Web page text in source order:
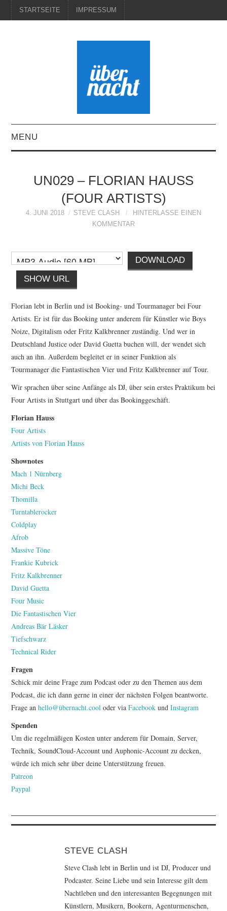
STARTSEITE IMPRESSUM
MENU
IMPRESSUM
UN029 – FLORIAN HAUSS
(FOUR ARTISTS)
4. JUNI 2018 STEVE CLASH
HINTERLASSE EINEN
KOMMENTAR
DOWNLOAD
SHOW URL
Florian lebt in Berlin und ist Booking- und Tourmanager bei Four
Artists. Er ist für das Booking unter anderem für Künstler wie Boys
Noize, Digitalism oder Fritz Kalkbrenner zuständig. Und wer in
Deutschland Justice oder David Guetta buchen will, der wendet sich
auch an ihn. Außerdem begleitet er in seiner Funktion als
Tourmanager die Fantastischen Vier und Fritz Kalkbrenner auf Tour.
Wir sprachen über seine Anfänge als DJ, über sein erstes Praktikum bei
Four Artists in Stuttgart und über das Bookinggeschäft.
Florian Hauss
Four Artists
Artists von Florian Hauss
Shownotes
Mach 1 Nürnberg
Michi Beck
Thomilla
Turntablerocker
Coldplay
Afrob
Massive Töne
Frankie Kubrick
Fritz Kalkbrenner
David Guetta
Four Music
Die Fantastischen Vier
Andreas Bär Läsker
Tiefschwarz
Technical Rider
Fragen
Schick mir deine Frage zum Podcast oder zu den Themen aus dem
Podcast, die ich dann gerne in einer der nächsten Folgen beantworte.
Frage anhello@übernacht.cool oder viaFacebook undInstagram
Spenden
Um die regelmäßigen Kosten unter anderem für Domain, Server,
Technik, SoundCloud-Account und Auphonic-Account zu decken,
würde ich mich sehr über deine Unterstützung freuen.
Patreon
Paypal
STEVE CLASH
Steve Clash lebt in Berlin und ist DJ, Producer und
Podcaster. Seine Liebe und sein Interesse gilt dem
Nachtleben und den interessanten Begegnungen mit
Künstlern, Musikern, Bookern, Agenturmenschen,